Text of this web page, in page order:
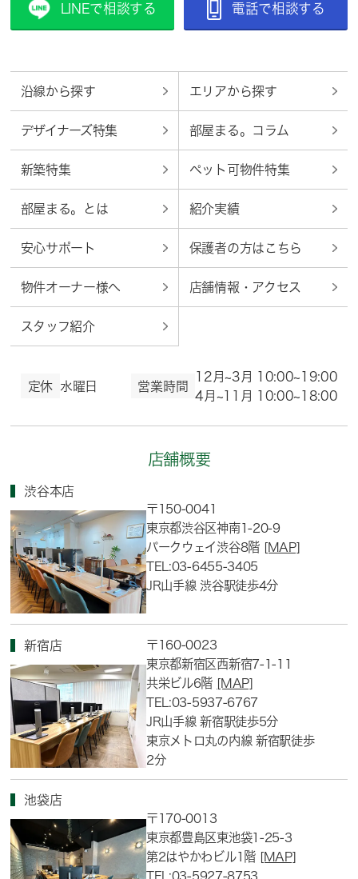
LINEで相談する 電話で相談する
沿線から探す エリアから探す
デザイナーズ特集 部屋まる。コラム
新築特集 ペット可物件特集
部屋まる。とは 紹介実績
安心サポート 保護者の方はこちら
物件オーナー様へ 店舗情報・アクセス
スタッフ紹介
定休 水曜日 営業時間
12月~3月 10:00~19:00
4月~11月 10:00~18:00
店舗概要
渋谷本店
〒150-0041
東京都渋谷区神南1-20-9
パークウェイ渋谷8階 [MAP]
TEL:03-6455-3405
JR山手線 渋谷駅徒歩4分
新宿店
〒160-0023
東京都新宿区西新宿7-1-11
共栄ビル6階 [MAP]
TEL:03-5937-6767
JR山手線 新宿駅徒歩5分
東京メトロ丸の内線 新宿駅徒歩
2分
池袋店
〒170-0013
東京都豊島区東池袋1-25-3
第2はやかわビル1階 [MAP]
TEL:03-5927-8753